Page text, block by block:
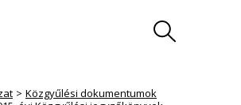
Közgyűlési dokumentumok